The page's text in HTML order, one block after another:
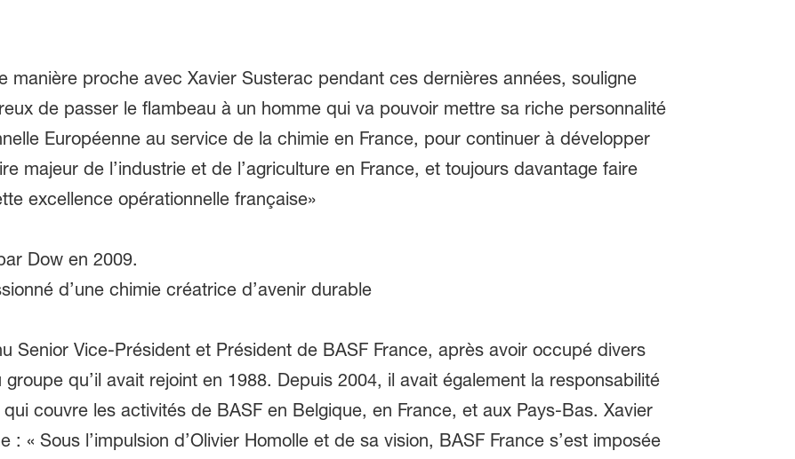
manière proche avec Xavier Susterac pendant ces dernières années, souligne
de passer le flambeau à un homme qui va pouvoir mettre sa riche personnalité
Européenne au service de la chimie en France, pour continuer à développer
majeur de l’industrie et de l’agriculture en France, et toujours davantage faire
excellence opérationnelle française»
Dow en 2009.
d’une chimie créatrice d’avenir durable
Senior Vice-Président et Président de BASF France, après avoir occupé divers
qu’il avait rejoint en 1988. Depuis 2004, il avait également la responsabilité
couvre les activités de BASF en Belgique, en France, et aux Pays-Bas. Xavier
« Sous l’impulsion d’Olivier Homolle et de sa vision, BASF France s’est imposée